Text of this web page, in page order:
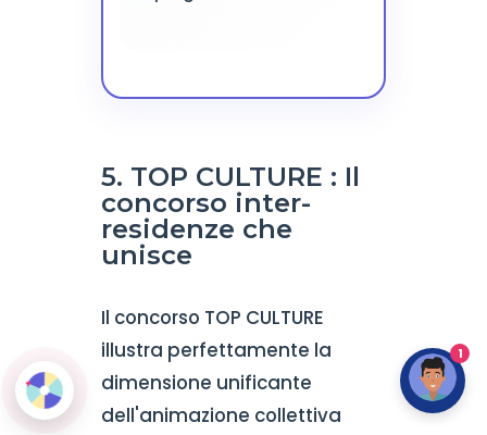
5. TOP CULTURE : Il
concorso inter-
residenze che
unisce
Il concorso TOP CULTURE
illustra perfettamente la
dimensione unificante
dell'animazione collettiva
1